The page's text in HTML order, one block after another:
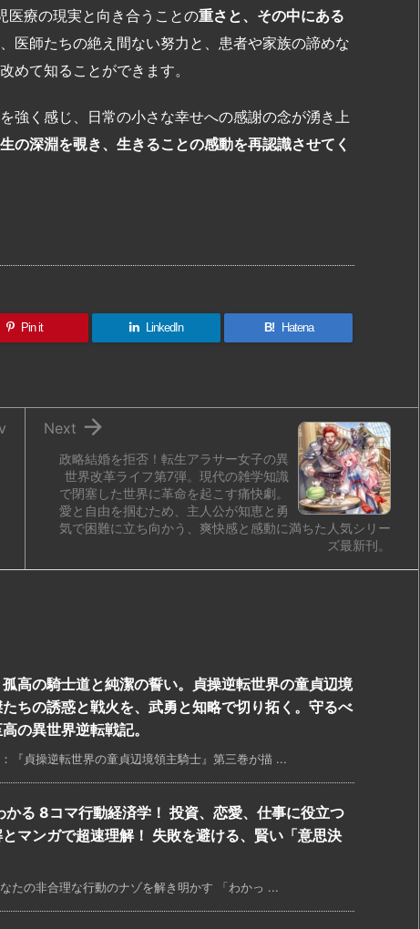
医療の現実と向き合うことの重さと、その中にある
医師たちの絶え間ない努力と、患者や家族の諦めな
めて知ることができます。
強く感じ、日常の小さな幸せへの感謝の念が湧き上
の深淵を覗き、生きることの感動を再認識させてく
Pin it LinkedIn B! Hatena
政略結婚を拒否！転生アラサー女子の異
世界改革ライフ第7弾。現代の雑学知識
で閉塞した世界に革命を起こす痛快劇。
愛と自由を掴むため、主人公が知恵と勇
気で困難に立ち向かう、爽快感と感動に満ちた人気シリー
ズ最新刊。

Next
高の騎士道と純潔の誓い。貞操逆転世界の童貞辺境
ちの誘惑と戦火を、武勇と知略で切り拓く。守るべ
の異世界逆転戦記。
『貞操逆転世界の童貞辺境領主騎士』第三巻が描 ...
かる 8コマ行動経済学！ 投資、恋愛、仕事に役立つ
マンガで超速理解！ 失敗を避ける、賢い「意思決
たの非合理な行動のナゾを解き明かす 「わかっ ...